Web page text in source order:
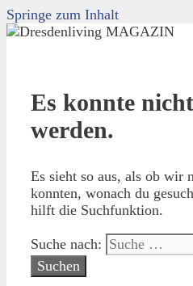
Springe zum Inhalt
Es konnte
werden.
Es sieht so aus, als ob wir
konnten, wonach du
hilft die Suchfunktion.
Suche nach: